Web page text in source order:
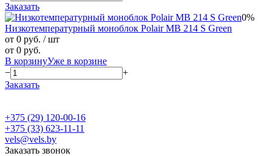
Заказать
0%
Низкотемпературный моноблок Polair MB 214 S Green
от 0 руб. / шт
от 0 руб.
В корзинуУже в корзине
−
+
Заказать
+375 (29) 120-00-16
+375 (33) 623-11-11
vels@vels.by
Заказать звонок